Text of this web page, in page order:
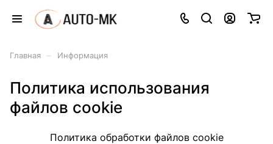
Главная Информация
Политика использования
файлов cookie
Политика обработки файлов cookie